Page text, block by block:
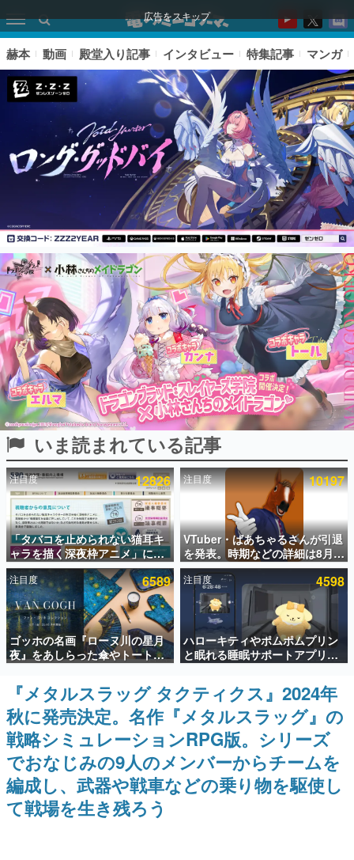
広告をスキップ
ピックアップ
電ファミのいま読まれている記事ランキング
アプリセール情報
インタビュー
連載・特集一覧
殿堂入り記事
SNS拡散数が数千以上！ ページビュー数万以上！ などな
ど。多くの人々に読まれた、電ファミ渾身の“殿堂入り”記
事をまとめました。
ゲームの企画書
名作ゲームクリエイターの方々に製作時のエピソードをお
聞きし、ヒットする企画（ゲーム）とは何か？を探ってい
きます。
赫本
この物語を解いてはいけない。『赫本』は、〈試験問題〉
の形をした短編ホラー小説集です。
新世代に訊く
これからのデジタルゲーム市場を担う若きクリエイター達
の姿を追い、彼らのルーツと情熱を探っていきます。
ゲーム世代の作家たち
ゲームに多大な影響を受けた作家さんに取材し、ゲームが
日本のコンテンツ産業やカルチャーに与えた影響を探る企
画です。
日本モバイルゲーム産業史
日本のモバイルゲーム史における主要なトピック・タイト
ルを網羅するほか、開発者へのインタビューや識者による
解説を掲載。約20年の歴史が一望できる決定版！
赫本 動画 殿堂入り記事 インタビュー 特集記事 マンガ
いま読まれている記事
注目度 12826
「タバコを止められない猫耳キ
ャラを描く深夜枠アニメ」に視
聴者の一部から批判意見。違法
薬物の使用と思しき描写も含め
て、BPOが議論を交わす
注目度 10197
VTuber・ばあちゃるさんが引退
を発表。時期などの詳細は8月9
日15時からの配信で説明
注目度 6589
ゴッホの名画『ローヌ川の星月
夜』をあしらった傘やトートバ
ッグなどが登場。8月7日21時よ
り2日間限定で予約販売
注目度 4598
ハローキティやポムポムプリン
と眠れる睡眠サポートアプリ
『ゆめたび』が配信中。キャラ
ごとのASMRや目覚ましアラー
ムも搭載
『メタルスラッグ タクティクス』2024年
秋に発売決定。名作『メタルスラッグ』の
戦略シミュレーションRPG版。シリーズ
でおなじみの9人のメンバーからチームを
編成し、武器や戦車などの乗り物を駆使し
て戦場を生き残ろう